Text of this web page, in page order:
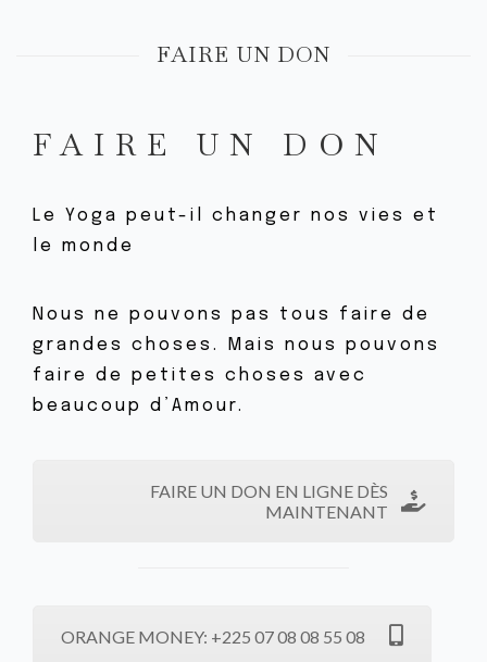
FAIRE UN DON
FAIRE UN DON
Le Yoga peut-il changer nos vies et
le monde
Nous ne pouvons pas tous faire de
grandes choses. Mais nous pouvons
faire de petites choses avec
beaucoup d’Amour.
FAIRE UN DON EN LIGNE DÈS
MAINTENANT
ORANGE MONEY: +225 07 08 08 55 08